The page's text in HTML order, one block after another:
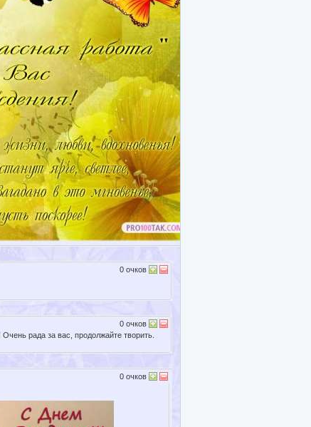
0 очков
рада за вас, продолжайте творить.
0 очков
0 очков